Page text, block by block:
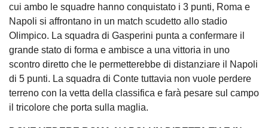
cui ambo le squadre hanno conquistato i 3 punti, Roma e
Napoli si affrontano in un match scudetto allo stadio
Olimpico. La squadra di Gasperini punta a confermare il
grande stato di forma e ambisce a una vittoria in uno
scontro diretto che le permetterebbe di distanziare il Napoli
di 5 punti. La squadra di Conte tuttavia non vuole perdere
terreno con la vetta della classifica e farà pesare sul campo
il tricolore che porta sulla maglia.